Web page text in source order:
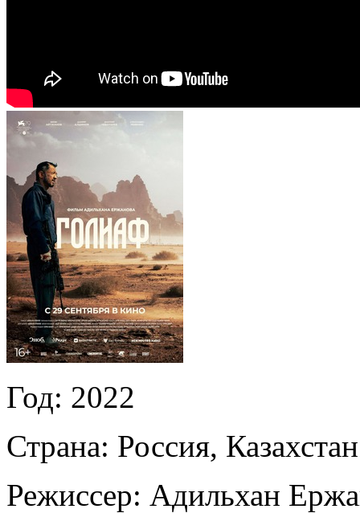
Год: 2022
Страна: Россия, Казахстан
Режиссер: Адильхан